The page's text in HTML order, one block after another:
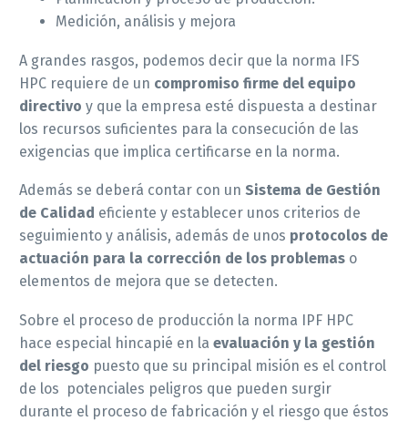
Medición, análisis y mejora
A grandes rasgos, podemos decir que la norma IFS
HPC requiere de un compromiso firme del equipo
directivo y que la empresa esté dispuesta a destinar
los recursos suficientes para la consecución de las
exigencias que implica certificarse en la norma.
Además se deberá contar con un Sistema de Gestión
de Calidad eficiente y establecer unos criterios de
seguimiento y análisis, además de unos protocolos de
actuación para la corrección de los problemas o
elementos de mejora que se detecten.
Sobre el proceso de producción la norma IPF HPC
hace especial hincapié en la evaluación y la gestión
del riesgo puesto que su principal misión es el control
de los potenciales peligros que pueden surgir
durante el proceso de fabricación y el riesgo que éstos